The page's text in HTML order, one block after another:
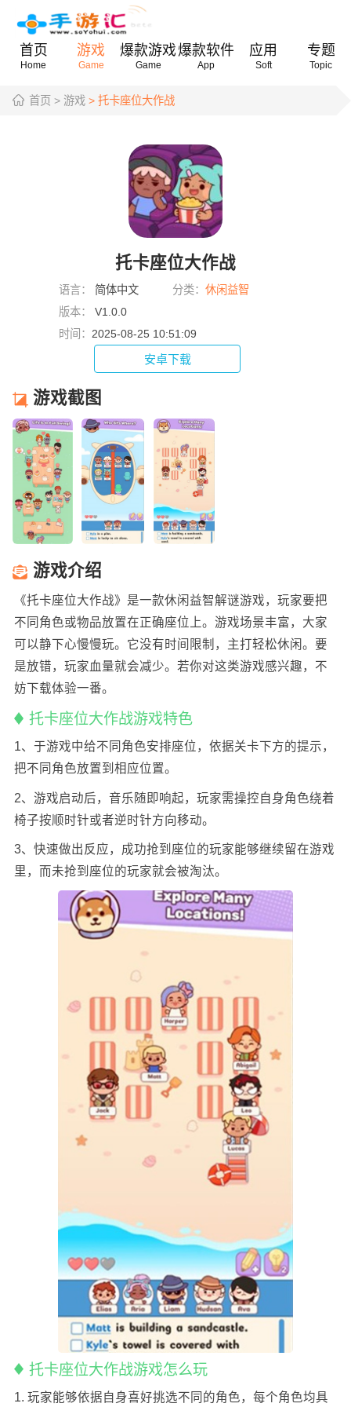
首页
Home
游戏
Game
爆款游戏
Game
爆款软件
App
应用
Soft
专题
Topic
首页 > 游戏 > 托卡座位大作战
托卡座位大作战
语言： 简体中文 分类： 休闲益智
版本：
V1.0.0
时间： 2025-08-25 10:51:09
安卓下载
游戏截图
游戏介绍
《托卡座位大作战》是一款休闲益智解谜游戏，玩家要把
不同角色或物品放置在正确座位上。游戏场景丰富，大家
可以静下心慢慢玩。它没有时间限制，主打轻松休闲。要
是放错，玩家血量就会减少。若你对这类游戏感兴趣，不
妨下载体验一番。
托卡座位大作战游戏特色
1、于游戏中给不同角色安排座位，依据关卡下方的提示，
把不同角色放置到相应位置。
2、游戏启动后，音乐随即响起，玩家需操控自身角色绕着
椅子按顺时针或者逆时针方向移动。
3、快速做出反应，成功抢到座位的玩家能够继续留在游戏
里，而未抢到座位的玩家就会被淘汰。
托卡座位大作战游戏怎么玩
1. 玩家能够依据自身喜好挑选不同的角色，每个角色均具